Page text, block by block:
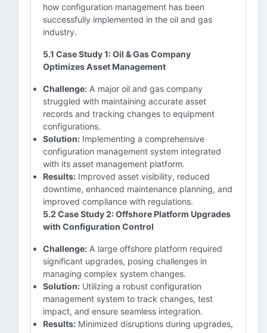
how configuration management has been
successfully implemented in the oil and gas
industry.
5.1 Case Study 1: Oil & Gas Company
Optimizes Asset Management
Challenge: A major oil and gas company
struggled with maintaining accurate asset
records and tracking changes to equipment
configurations.
Solution: Implementing a comprehensive
configuration management system integrated
with its asset management platform.
Results: Improved asset visibility, reduced
downtime, enhanced maintenance planning, and
improved compliance with regulations.
5.2 Case Study 2: Offshore Platform Upgrades
with Configuration Control
Challenge: A large offshore platform required
significant upgrades, posing challenges in
managing complex system changes.
Solution: Utilizing a robust configuration
management system to track changes, test
impact, and ensure seamless integration.
Results: Minimized disruptions during upgrades,